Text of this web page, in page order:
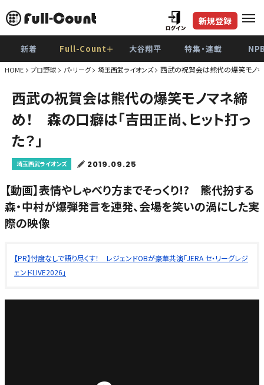
新規登録
新着 Full-Count＋ 大谷翔平 特集・連載
HOME プロ野球 パ・リーグ 埼玉西武ライオンズ 西武の祝賀会は熊代の爆笑モノマ
西武の祝賀会は熊代の爆笑モノマネ締
め！ 森の口癖は「吉田正尚、ヒット打っ
た？」
埼玉西武ライオンズ 2019.09.25
【動画】表情やしゃべり方までそっくり!? 熊代扮する
森・中村が爆弾発言を連発、会場を笑いの渦にした実
際の映像
【PR】忖度なしで語り尽くす！ レジェンドOBが豪華共演「JERA セ・リーグレジ
ェンドLIVE2026」